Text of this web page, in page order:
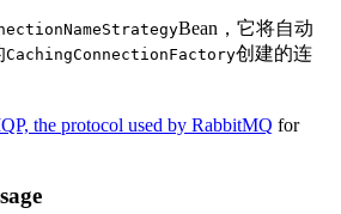
Bean，它将自动
CachingConnectionFactory创建的连
the protocol used by RabbitMQ for